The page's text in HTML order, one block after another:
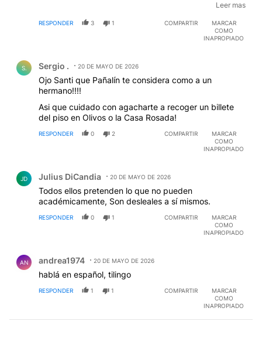
Leer mas
RESPONDER 3 1 COMPARTIR
MARCAR
COMO
INAPROPIADO
S. Sergio . 20 DE MAYO DE 2026
Ojo Santi que Pañalín te considera como a un
hermano!!!!
Asi que cuidado con agacharte a recoger un billete
del piso en Olivos o la Casa Rosada!
RESPONDER 0 2 COMPARTIR
MARCAR
COMO
INAPROPIADO
JD Julius DiCandia 20 DE MAYO DE 2026
Todos ellos pretenden lo que no pueden
académicamente, Son desleales a sí mismos.
RESPONDER 0 1 COMPARTIR
MARCAR
COMO
INAPROPIADO
AN andrea1974 20 DE MAYO DE 2026
hablá en español, tilingo
RESPONDER 1 1 COMPARTIR
MARCAR
COMO
INAPROPIADO